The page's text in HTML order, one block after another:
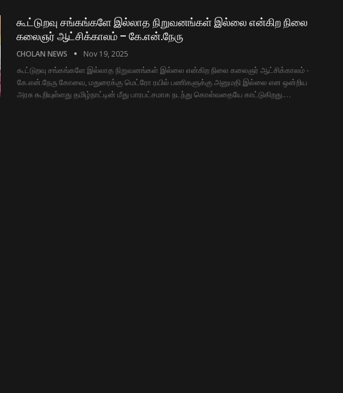
கூட்டுறவு சங்கங்களே இல்லாத நிறுவனங்கள் இல்லை என்கிற நிலை
கலைஞர் ஆட்சிக்காலம் – கே.என்.நேரு
CHOLAN NEWS Nov 19, 2025
கூட்டுறவு சங்கங்களே இல்லாத நிறுவனங்கள் இல்லை என்கிற நிலை கலைஞர் ஆட்சிக்காலம் -
கே.என்.நேரு கோவை, மதுரைக்கு மெட்ரோ ரயில் பணிகளுக்கு அனுமதி இல்லை என ஒன்றிய
அரசு கூறியுள்ளது தமிழ்நாட்டின் மீது பாரபட்சமாக நடந்து கொள்வதையே காட்டுகிறது.…